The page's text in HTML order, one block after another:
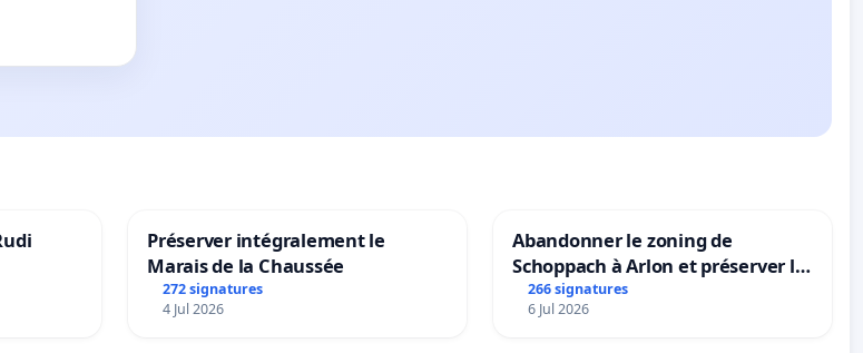
Préserver intégralement le
Marais de la Chaussée
272 signatures
4 Jul 2026
Abandonner le zoning de
Schoppach à Arlon et préserver le
site naturel
266 signatures
6 Jul 2026